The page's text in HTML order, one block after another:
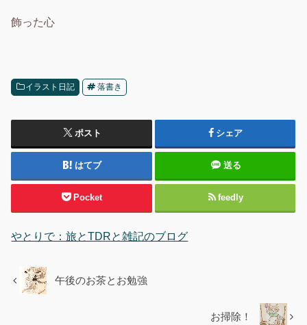
飾った心
イラスト日記 落書き
ポスト シェア
はてブ 送る
Pocket feedly
やとりで：旅とTDRと雑記のブログ
午後のお茶とお勉強
お掃除！